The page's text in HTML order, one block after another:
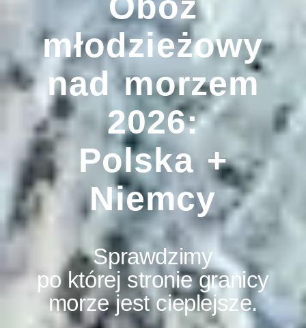
młodzieżowy
nad morzem
2026:
Polska +
Niemcy
Sprawdzimy
po której stronie granicy
morze jest cieplejsze.